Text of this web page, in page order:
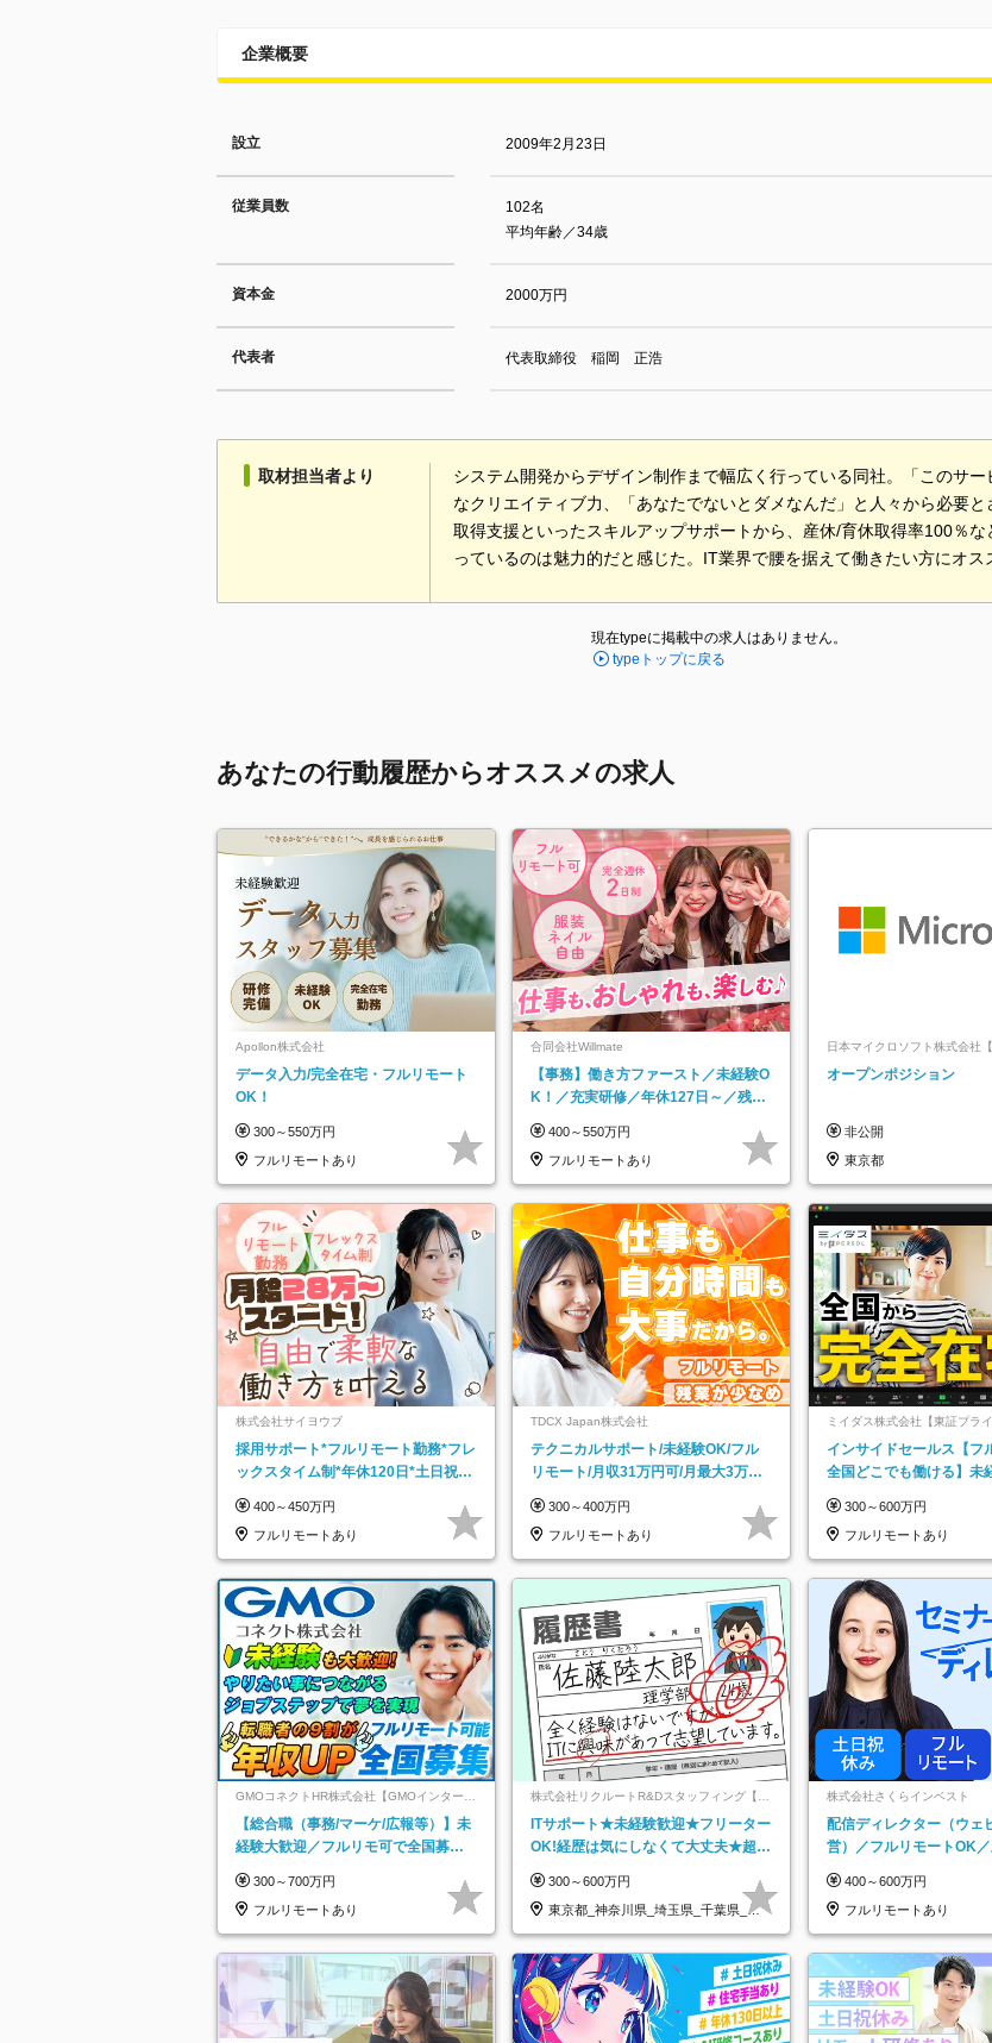
企業概要
設立 2009年2月23日
従業員数
102名
平均年齢／34歳
資本金 2000万円
代表者 代表取締役 稲岡 正浩
取材担当者より
システム開発からデザイン制作まで幅広く行っている同社。「このサ
なクリエイティブ力、「あなたでないとダメなんだ」と人々から必要
取得支援といったスキルアップサポートから、産休/育休取得率100％
っているのは魅力的だと感じた。IT業界で腰を据えて働きたい方にオス
現在typeに掲載中の求人はありません。
typeトップに戻る
あなたの行動履歴からオススメの求人
Apollon株式会社
データ入力/完全在宅・フルリモート
OK！
300～550万円
フルリモートあり
合同会社Willmate
【事務】働き方ファースト／未経験O
K！／充実研修／年休127日～／残業
400～550万円
フルリモートあり
日本マイクロソフト株式会社
ッチ登録】
オープンポジション
非公開
東京都
株式会社サイヨウブ
採用サポート*フルリモート勤務*フレ
ックスタイム制*年休120日*土日祝休
400～450万円
フルリモートあり
TDCX Japan株式会社
テクニカルサポート/未経験OK/フル
リモート/月収31万円可/月最大3万の
300～400万円
フルリモートあり
ミイダス株式会社【東証プラ
インサイドセールス【フ
全国どこでも働ける】未
300～600万円
フルリモートあり
GMOコネクトHR株式会社【GMOインターネ
ットグループ】
【総合職（事務/マーケ/広報等）】未
経験大歓迎／フルリモ可で全国募
★
300～700万円
フルリモートあり
株式会社リクルートR&Dスタッフィング【リ
クルートグループ】
ITサポート★未経験歓迎★フリーター
OK!経歴は気にしなくて大丈夫★超大
300～600万円
東京都_神奈川県_埼玉県_千葉県_大
阪府…
株式会社さくらインベスト
配信ディレクター（ウェ
営）／フルリモートOK
400～600万円
フルリモートあり